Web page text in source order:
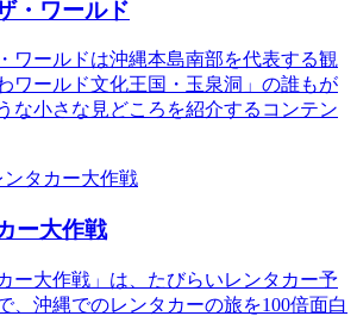
・ワールド
ワールドは沖縄本島南部を代表する観
ワールド文化王国・玉泉洞」の誰もが
な小さな見どころを紹介するコンテン
ー大作戦
ー大作戦」は、たびらいレンタカー予
、沖縄でのレンタカーの旅を100倍面白